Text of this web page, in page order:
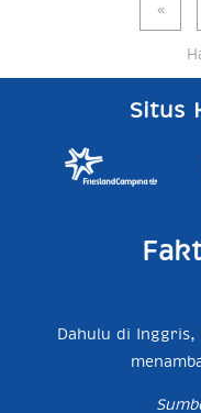
«
Situs
Dahulu di Inggris,